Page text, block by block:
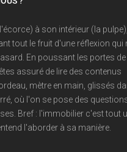
à son intérieur (la
tout le fruit d'une réflexion qui
En poussant les portes de
assuré de lire des contenus
mètre en main, glissés
où l'on se pose des
Bref : l'immobilier c'est tout
l'aborder à sa manière.